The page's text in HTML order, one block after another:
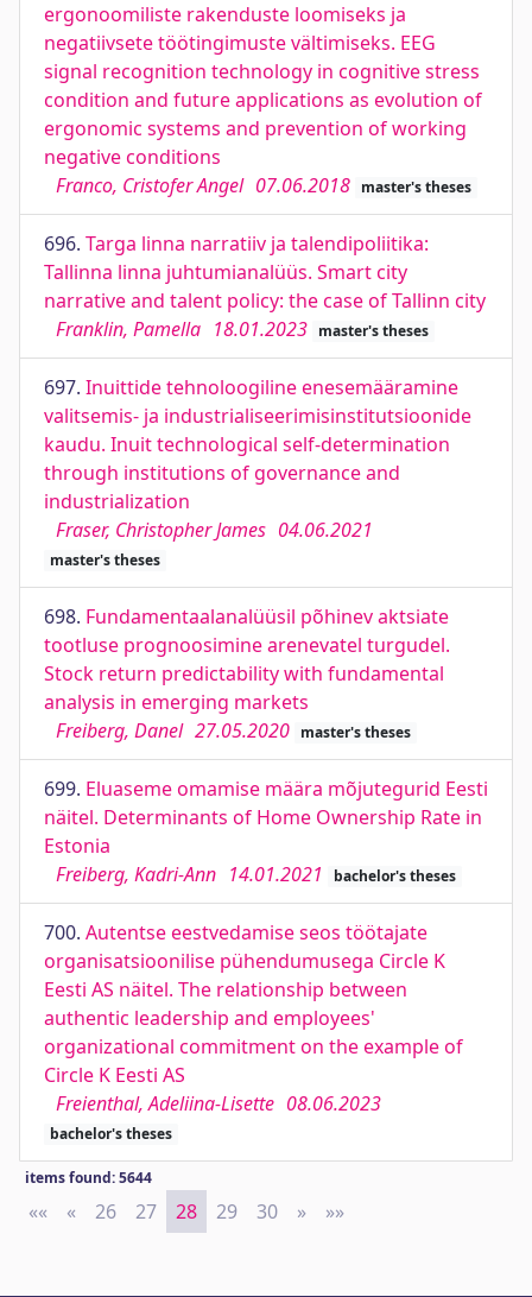
ergonoomiliste rakenduste loomiseks ja
negatiivsete töötingimuste vältimiseks. EEG
signal recognition technology in cognitive stress
condition and future applications as evolution of
ergonomic systems and prevention of working
negative conditions
Franco, Cristofer Angel 07.06.2018 master's theses
696. Targa linna narratiiv ja talendipoliitika:
Tallinna linna juhtumianalüüs. Smart city
narrative and talent policy: the case of Tallinn city
Franklin, Pamella 18.01.2023 master's theses
697. Inuittide tehnoloogiline enesemääramine
valitsemis- ja industrialiseerimisinstitutsioonide
kaudu. Inuit technological self-determination
through institutions of governance and
industrialization
Fraser, Christopher James 04.06.2021
master's theses
698. Fundamentaalanalüüsil põhinev aktsiate
tootluse prognoosimine arenevatel turgudel.
Stock return predictability with fundamental
analysis in emerging markets
Freiberg, Danel 27.05.2020 master's theses
699. Eluaseme omamise määra mõjutegurid Eesti
näitel. Determinants of Home Ownership Rate in
Estonia
Freiberg, Kadri-Ann 14.01.2021 bachelor's theses
700. Autentse eestvedamise seos töötajate
organisatsioonilise pühendumusega Circle K
Eesti AS näitel. The relationship between
authentic leadership and employees'
organizational commitment on the example of
Circle K Eesti AS
Freienthal, Adeliina-Lisette 08.06.2023
bachelor's theses
items found: 5644
«« First
« Previous
26 27 28 29 30 » Next
»»